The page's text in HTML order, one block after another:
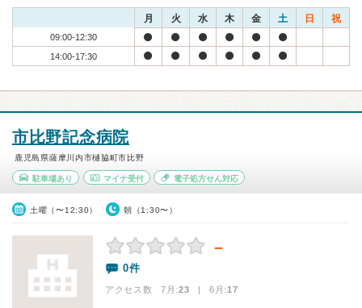
月 火 水 木 金 土 日 祝
09:00-12:30
14:00-17:30
市比野記念病院
鹿児島県薩摩川内市樋脇町市比野
駐車場あり マイナ受付 電子処方せん対応
土曜（〜12:30） 朝（1:30〜）
－
0件
アクセス数 7月:23 | 6月:17